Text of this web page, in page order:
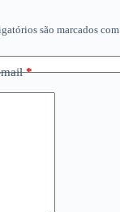
são marcados com
*